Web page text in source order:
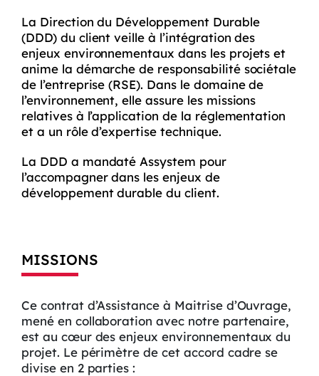
La Direction du Développement Durable
(DDD) du client veille à l’intégration des
enjeux environnementaux dans les projets et
anime la démarche de responsabilité sociétale
de l’entreprise (RSE). Dans le domaine de
l’environnement, elle assure les missions
relatives à l’application de la réglementation
et a un rôle d’expertise technique.
La DDD a mandaté Assystem pour
l’accompagner dans les enjeux de
développement durable du client.
MISSIONS
Ce contrat d’Assistance à Maitrise d’Ouvrage,
mené en collaboration avec notre partenaire,
est au cœur des enjeux environnementaux du
projet. Le périmètre de cet accord cadre se
divise en 2 parties :